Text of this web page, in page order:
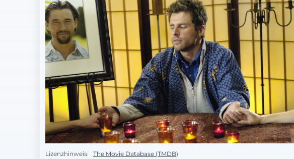
Lizenzhinweis: The Movie Database (TMDB)